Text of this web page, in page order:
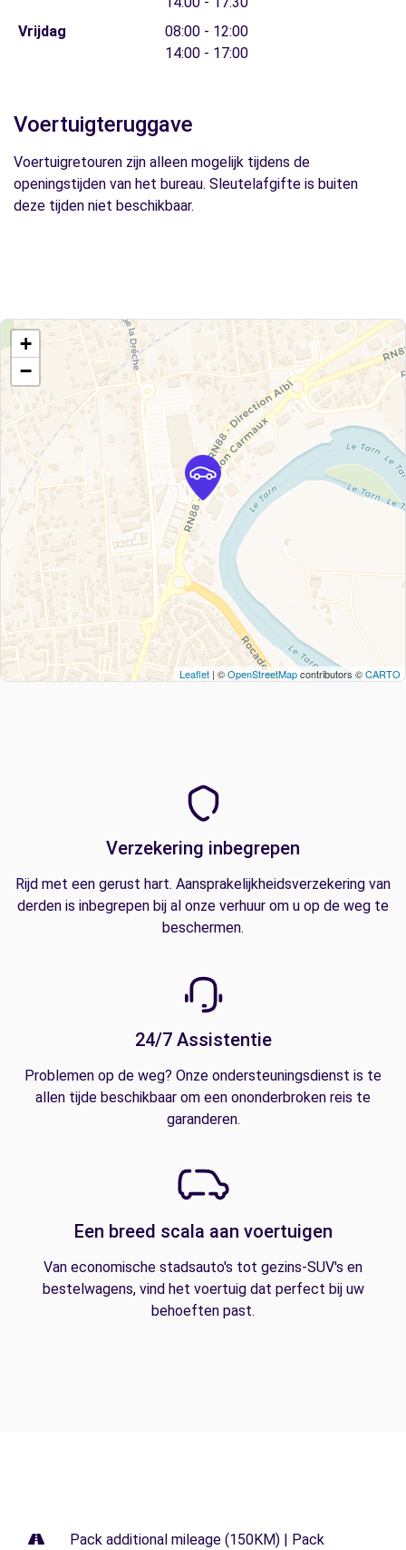
Vrijdag
08:00 - 12:00
14:00 - 17:00
Voertuigteruggave
Voertuigretouren zijn alleen mogelijk tijdens de
openingstijden van het bureau. Sleutelafgifte is buiten
deze tijden niet beschikbaar.
+
−
Leaflet | ©OpenStreetMapcontributors ©CARTO
Verzekering inbegrepen
Rijd met een gerust hart. Aansprakelijkheidsverzekering van
derden is inbegrepen bij al onze verhuur om u op de weg te
beschermen.
24/7 Assistentie
Problemen op de weg? Onze ondersteuningsdienst is te
allen tijde beschikbaar om een ononderbroken reis te
garanderen.
Een breed scala aan voertuigen
Van economische stadsauto's tot gezins-SUV's en
bestelwagens, vind het voertuig dat perfect bij uw
behoeften past.
Pack additional mileage (150KM) | Pack